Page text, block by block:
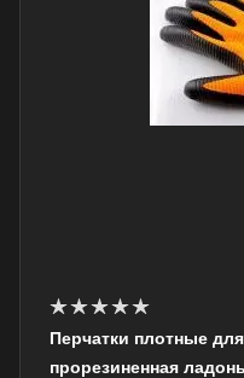
Перчатки плотные
прорезиненная